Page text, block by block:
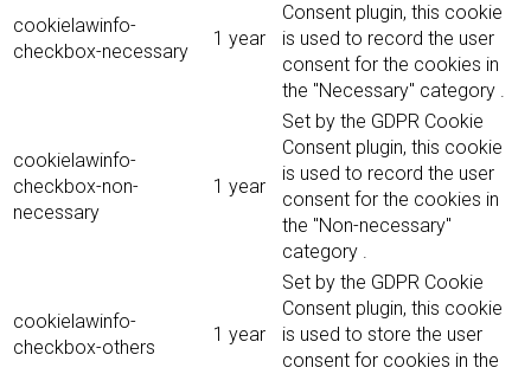
cookielawinfo-
checkbox-necessary
1 year
Consent plugin, this cookie
is used to record the user
consent for the cookies in
the "Necessary" category .
cookielawinfo-
checkbox-non-
necessary
1 year
Set by the GDPR Cookie
Consent plugin, this cookie
is used to record the user
consent for the cookies in
the "Non-necessary"
category .
cookielawinfo-
checkbox-others
1 year
Set by the GDPR Cookie
Consent plugin, this cookie
is used to store the user
consent for cookies in the